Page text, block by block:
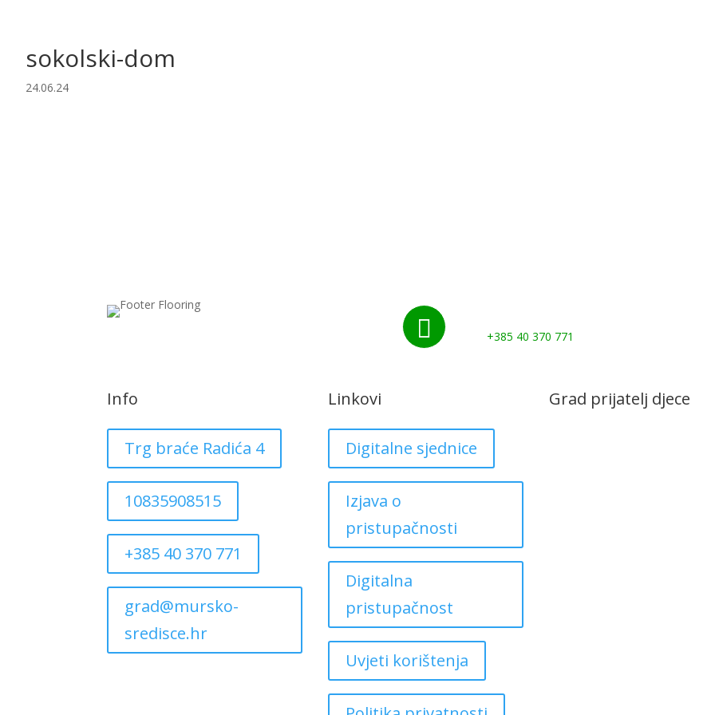
sokolski-dom
24.06.24
 +385 40 370 771
Info
Trg braće Radića 4
10835908515
+385 40 370 771
grad@mursko-
sredisce.hr
Linkovi
Digitalne sjednice
Izjava o
pristupačnosti
Digitalna
pristupačnost
Uvjeti korištenja
Grad prijatelj djece